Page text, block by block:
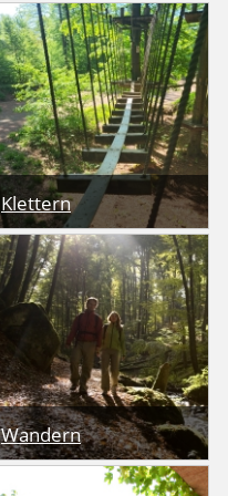
Klettern
Der Kletterwald
Kaiserslautern bietet für
Groß und Klein genau
die richtige
Herausforderung.
Klettern
Wandern
Lassen Sie den Alltag
hinter sich und
erkunden Sie den Pfälzer
Wald.
Wandern